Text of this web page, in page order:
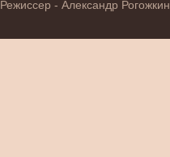
Режиссер - Александр Рогожкин